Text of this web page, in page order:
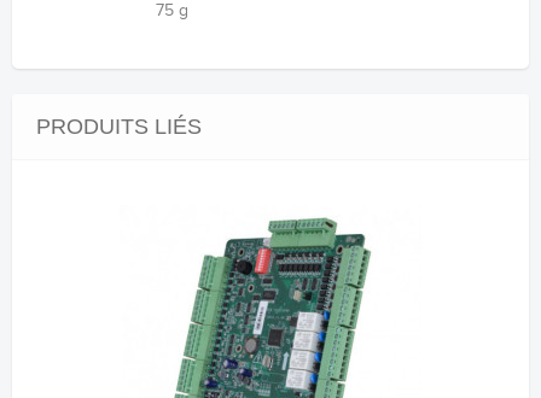
75 g
PRODUITS LIÉS